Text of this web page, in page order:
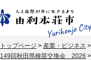
トップページ > 産業・ビジネス >
149回秋田県種苗交換会 2026 >